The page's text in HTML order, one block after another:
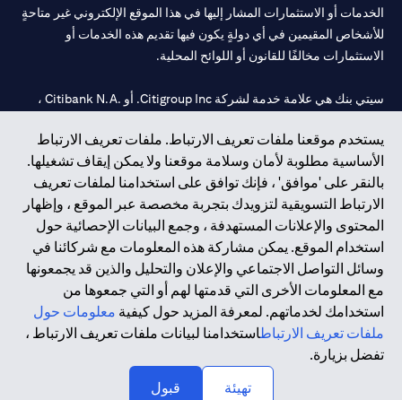
يستخدم موقعنا ملفات تعريف الارتباط. ملفات تعريف الارتباط
الأساسية مطلوبة لأمان وسلامة موقعنا ولا يمكن إيقاف تشغيلها.
بالنقر على 'موافق' ، فإنك توافق على استخدامنا لملفات تعريف
الارتباط التسويقية لتزويدك بتجربة مخصصة عبر الموقع ، وإظهار
المحتوى والإعلانات المستهدفة ، وجمع البيانات الإحصائية حول
استخدام الموقع. يمكن مشاركة هذه المعلومات مع شركائنا في
وسائل التواصل الاجتماعي والإعلان والتحليل والذين قد يجمعونها
مع المعلومات الأخرى التي قدمتها لهم أو التي جمعوها من
استخدامك لخدماتهم. لمعرفة المزيد حول كيفية معلومات حول
ملفات تعريف الارتباطاستخدامنا لبيانات ملفات تعريف الارتباط ،
تفضل بزيارة.
تهيئة
قبول
الخدمات أو الاستثمارات المشار إليها في هذا الموقع الإلكتروني غير متاحةٍ
للأشخاص المقيمين في أي دولةٍ يكون فيها تقديم هذه الخدمات أو
الاستثمارات مخالفًا للقانون أو اللوائح المحلية.
سيتي بنك هي علامة خدمة لشركة Citigroup Inc. أو .Citibank N.A ،
سيتي بنك إن. إيه. الإمارات مسجل لدى مصرف الإمارات المركزي تحت
أرقام التراخيص 202563 لفرع الوصل في دبي، 531989 لفرع مول
الإمارات في دبي، وCN-1002019لفرع أبوظبي. هاتف: 4000 311 04.
فرع سيتي بنك إن إيه - الإمارات العربية المتحدة مرخص من مصرف
الإمارات العربية المتحدة المركزي كفرع لبنك أجنبي.
سيتي بنك إن إيه الإمارات العربية المتحدة مرخص من هيئة الأوراق المالية
والسلع في الإمارات العربية المتحدة ("SCA") للقيام بالنشاط المالي لـ أ)
الاستشارات المالية والتعريف والترويج بموجب ترخيص رقم
20200000097 ب) وسيط تداول في الأسواق الدولية بموجب ترخيص